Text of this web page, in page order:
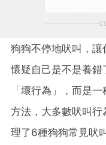
狗狗不停地吠叫，
懷疑自己是不是養
「壞行為」，而是
方法，大多數吠叫
理了6種狗狗常見吠